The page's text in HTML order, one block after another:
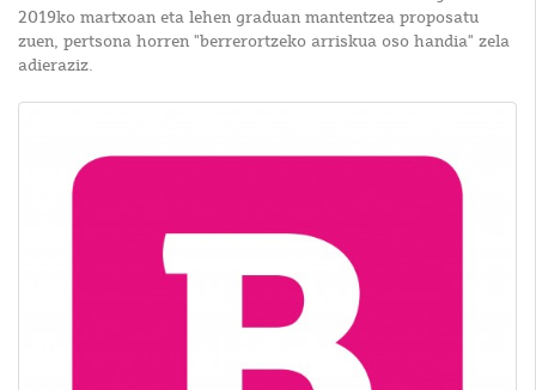
2019ko martxoan eta lehen graduan mantentzea proposatu
zuen, pertsona horren "berrerortzeko arriskua oso handia" zela
adieraziz.